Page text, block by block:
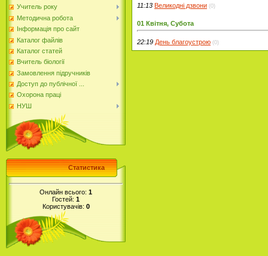
Учитель року
Методична робота
Інформація про сайт
Каталог файлів
Каталог статей
Вчитель біології
Замовлення підручників
Доступ до публічної ...
Охорона праці
НУШ
Статистика
Онлайн всього: 1
Гостей: 1
Користувачів: 0
11:13 Великодні дзвони (0)
01 Квітня, Субота
22:19 День благоустрою (0)